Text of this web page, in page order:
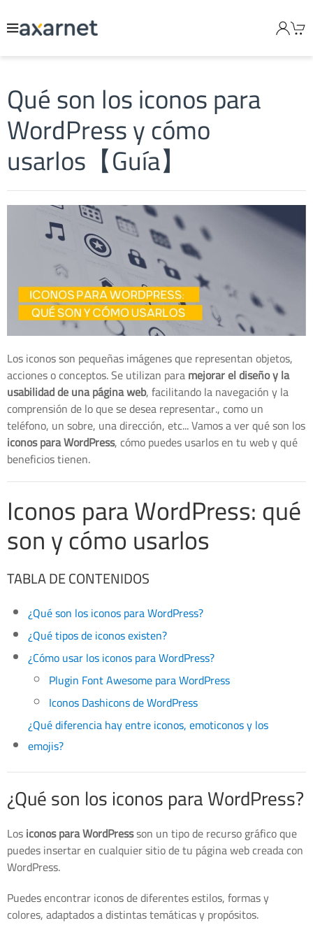
Qué son los iconos para
WordPress y cómo
usarlos【Guía】
Los iconos son pequeñas imágenes que representan objetos,
acciones o conceptos. Se utilizan paramejorar el diseño y la
usabilidad de una página web, facilitando la navegación y la
comprensión de lo que se desea representar., como un
teléfono, un sobre, una dirección, etc... Vamos a ver qué son los
iconos para WordPress, cómo puedes usarlos en tu web y qué
beneficios tienen.
Iconos para WordPress: qué
son y cómo usarlos
TABLA DE CONTENIDOS
¿Qué son los iconos para WordPress?
¿Qué tipos de iconos existen?
¿Cómo usar los iconos para WordPress?
Plugin Font Awesome para WordPress
Iconos Dashicons de WordPress
¿Qué diferencia hay entre iconos, emoticonos y los
emojis?
¿Qué son los iconos para WordPress?
Losiconos para WordPressson un tipo de recurso gráfico que
puedes insertar en cualquier sitio de tu página web creada con
WordPress.
Puedes encontrar iconos de diferentes estilos, formas y
colores, adaptados a distintas temáticas y propósitos.